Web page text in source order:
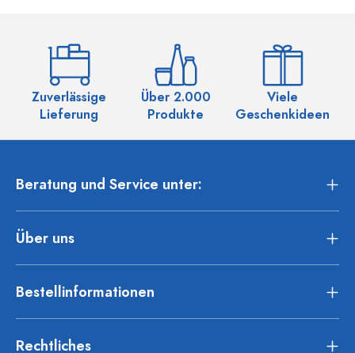
Zuverlässige
Lieferung
Über 2.000
Produkte
Viele
Geschenkideen
Beratung und Service unter:
Über uns
Bestellinformationen
Rechtliches